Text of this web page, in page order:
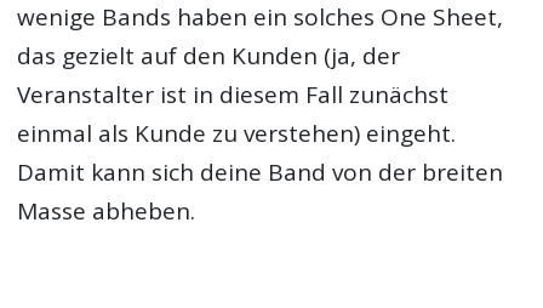
wenige Bands haben ein solches One Sheet,
das gezielt auf den Kunden (ja, der
Veranstalter ist in diesem Fall zunächst
einmal als Kunde zu verstehen) eingeht.
Damit kann sich deine Band von der breiten
Masse abheben.